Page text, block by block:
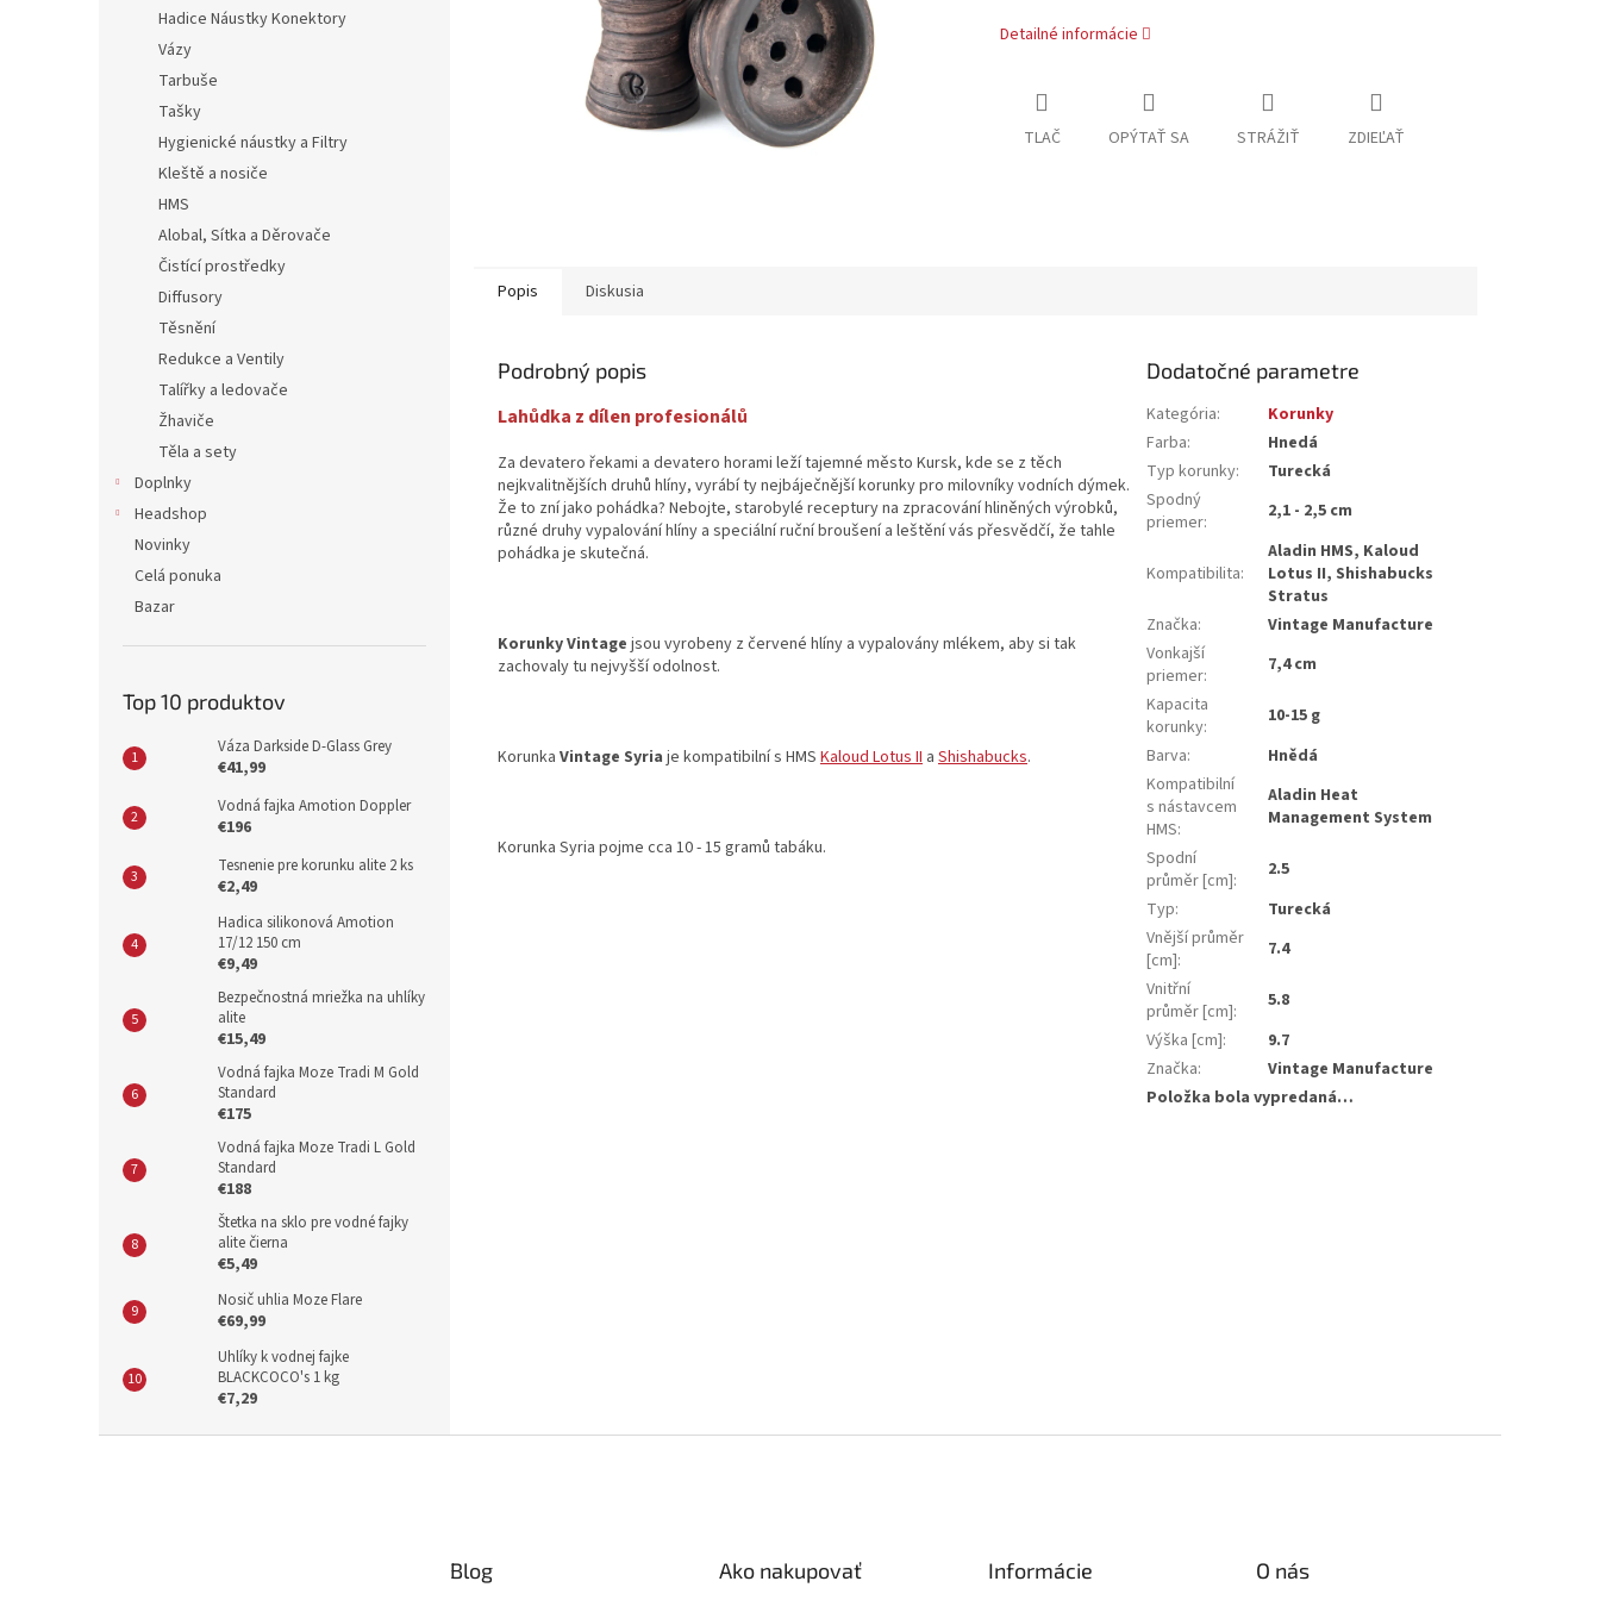
Hadice Náustky Konektory
Vázy
Tarbuše
Tašky
Hygienické náustky a Filtry
Kleště a nosiče
HMS
Alobal, Sítka a Děrovače
Čistící prostředky
Diffusory
Těsnění
Redukce a Ventily
Talířky a ledovače
Žhaviče
Těla a sety
Doplnky
Headshop
Novinky
Celá ponuka
Bazar
Top 10 produktov
Váza Darkside D-Glass Grey
€41,99
Vodná fajka Amotion Doppler
€196
Tesnenie pre korunku alite 2 ks
€2,49
Hadica silikonová Amotion
17/12 150 cm
€9,49
Bezpečnostná mriežka na uhlíky
alite
€15,49
Vodná fajka Moze Tradi M Gold
Standard
€175
Vodná fajka Moze Tradi L Gold
Standard
€188
Štetka na sklo pre vodné fajky
alite čierna
€5,49
Nosič uhlia Moze Flare
€69,99
Uhlíky k vodnej fajke
BLACKCOCO's 1 kg
€7,29
Detailné informácie
TLAČ OPÝTAŤ SA STRÁŽIŤ ZDIEĽAŤ
Popis Diskusia
Podrobný popis
Lahůdka z dílen profesionálů
Za devatero řekami a devatero horami leží tajemné město Kursk, kde se z těch
nejkvalitnějších druhů hlíny, vyrábí ty nejbáječnější korunky pro milovníky vodních dýmek.
Že to zní jako pohádka? Nebojte, starobylé receptury na zpracování hliněných výrobků,
různé druhy vypalování hlíny a speciální ruční broušení a leštění vás přesvědčí, že tahle
pohádka je skutečná.
Korunky Vintage jsou vyrobeny z červené hlíny a vypalovány mlékem, aby si tak
zachovaly tu nejvyšší odolnost.
Korunka Vintage Syria je kompatibilní s HMS Kaloud Lotus II a Shishabucks.
Korunka Syria pojme cca 10 - 15 gramů tabáku.
Dodatočné parametre
Kategória:
Korunky
Farba:
Hnedá
Typ korunky:
Turecká
Spodný
priemer: 2,1 - 2,5 cm
Kompatibilita:
Aladin HMS, Kaloud
Lotus II, Shishabucks
Stratus
Značka:
Vintage Manufacture
Vonkajší
priemer:
7,4 cm
Kapacita
korunky:
10-15 g
Barva:
Hnědá
Kompatibilní
s nástavcem
HMS:
Aladin Heat
Management System
Spodní
průměr [cm]:
2.5
Typ:
Turecká
Vnější průměr
[cm]:
7.4
Vnitřní
průměr [cm]:
5.8
Výška [cm]:
9.7
Značka:
Vintage Manufacture
Položka bola vypredaná…
Blog Ako nakupovať Informácie O nás